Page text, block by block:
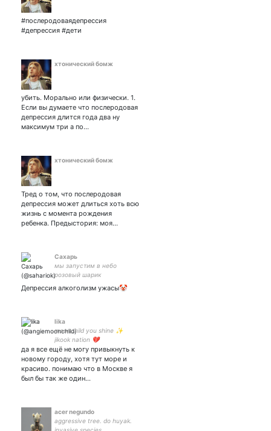
#послеродоваядепрессия
#депрессия #дети
хтонический бомж
убить. Морально или физически. 1.
Если вы думаете что послеродовая
депрессия длится года два ну
максимум три а по…
хтонический бомж
Тред о том, что послеродовая
депрессия может длиться хоть всю
жизнь с момента рождения
ребенка. Предыстория: моя…
Сахарь
мы запустим в небо
розовый шарик
Депрессия алкоголизм ужасы🤡
lika
moonchild you shine ✨
jikook nation 💔
да я все ещё не могу привыкнуть к
новому городу, хотя тут море и
красиво. понимаю что в Москве я
был бы так же один…
acer negundo
aggressive tree. do huyak.